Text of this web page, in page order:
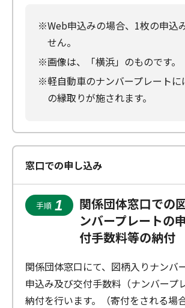
※Web申込みの場合、1枚の申込
せん。
※画像は、「横浜」のものです。
※軽自動車のナンバープレートに
の縁取りが施されます。
窓口での申し込み
手順 1
関係団体窓口での
ンバープレートの
付手数料等の納付
関係団体窓口にて、図柄入りナンバ
申込み及び交付手数料（ナンバープ
納付を行います。（寄付をされる場